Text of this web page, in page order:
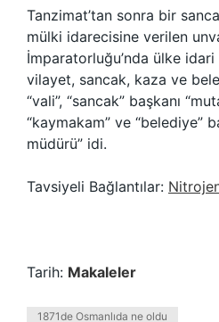
Tanzimat’tan sonra bir
mülki idarecisine verilen
İmparatorluğu’nda ülke idari
vilayet, sancak, kaza ve
“vali”, “sancak” başkanı
“kaymakam” ve “belediye”
müdürü” idi.
Tavsiyeli Bağlantılar:
Tarih: Makaleler
1871de Osmanlıda ne oldu